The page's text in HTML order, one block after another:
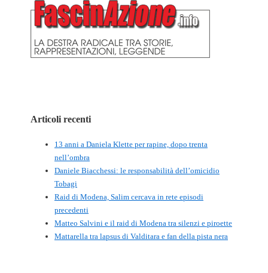
Articoli recenti
13 anni a Daniela Klette per rapine, dopo trenta
nell’ombra
Daniele Biacchessi: le responsabilità dell’omicidio
Tobagi
Raid di Modena, Salim cercava in rete episodi
precedenti
Matteo Salvini e il raid di Modena tra silenzi e piroette
Mattarella tra lapsus di Valditara e fan della pista nera